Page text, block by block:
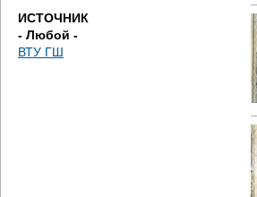
ИСТОЧНИК
- Любой -
ВТУ ГШ